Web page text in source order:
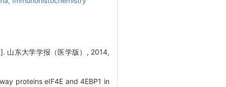
山东大学学报（医学版）, 2014,
proteins eIF4E and 4EBP1 in